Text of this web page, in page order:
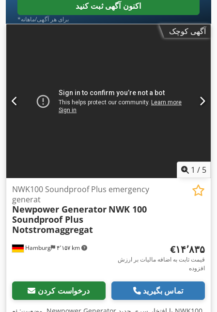
اکنون آگهی ثبت کنید
*برای هر آگهی/ماهانه
آگهی کوچک
1 / 5
Hamburg ۴٬۱۵۷ km
NWK100 Soundproof Plus emergency
generat
Newpower Generator NWK 100
Soundproof Plus
Notstromaggregat
‎€۱۴٬۸۳۵
قیمت ثابت به اضافه مالیات بر ارزش
افزوده
درخواست کردن تماس بگیرید